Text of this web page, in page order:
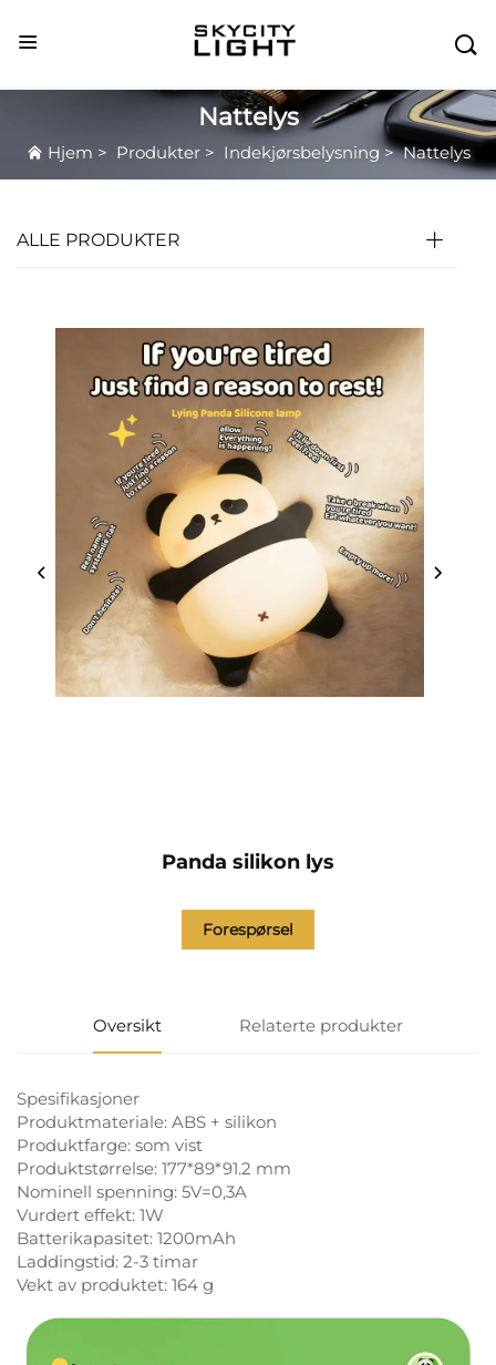

Nattelys
Hjem > Produkter> Indekjørsbelysning>Nattelys
ALLE PRODUKTER
Panda silikon lys
Forespørsel
Oversikt Relaterte produkter
Spesifikasjoner
Produktmateriale: ABS + silikon
Produktfarge: som vist
Produktstørrelse: 177*89*91.2 mm
Nominell spenning: 5V=0,3A
Vurdert effekt: 1W
Batterikapasitet: 1200mAh
Laddingstid: 2-3 timar
Vekt av produktet: 164 g